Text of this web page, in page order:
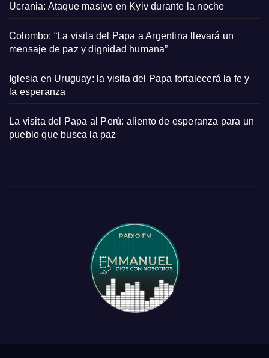
Ucrania: Ataque masivo en Kyiv durante la noche
Colombo: “La visita del Papa a Argentina llevará un
mensaje de paz y dignidad humana”
Iglesia en Uruguay: la visita del Papa fortalecerá la fe y
la esperanza
La visita del Papa al Perú: aliento de esperanza para un
pueblo que busca la paz